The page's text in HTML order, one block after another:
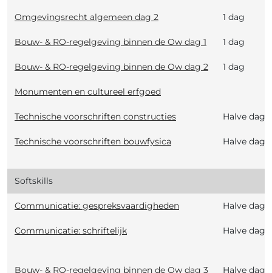
Omgevingsrecht algemeen dag 2 1 dag
Bouw- & RO-regelgeving binnen de Ow dag 1 1 dag
Bouw- & RO-regelgeving binnen de Ow dag 2 1 dag
Monumenten en cultureel erfgoed
Technische voorschriften constructies Halve dag
Technische voorschriften bouwfysica Halve dag
Softskills
Communicatie: gespreksvaardigheden Halve dag
Communicatie: schriftelijk Halve dag
Bouw- & RO-regelgeving binnen de Ow dag 3 Halve dag